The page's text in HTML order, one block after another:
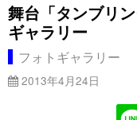
舞台「タンブリ
ギャラリー
フォトギャラリー
2013年4月24日